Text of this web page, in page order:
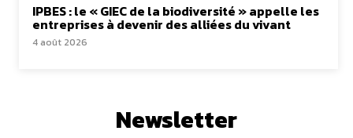
IPBES : le « GIEC de la biodiversité » appelle les
entreprises à devenir des alliées du vivant
4 août 2026
Newsletter